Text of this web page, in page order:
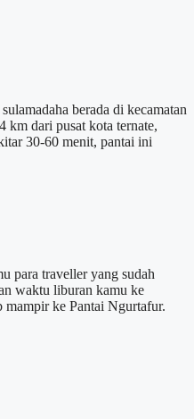
berada di kecamatan
km dari pusat kota ternate,
30-60 menit, pantai ini
para traveller yang sudah
waktu liburan kamu ke
ke Pantai Ngurtafur.